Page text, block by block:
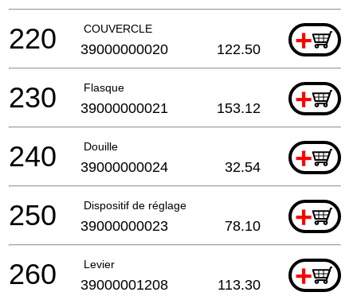
COUVERCLE +
220 39000000020 122.50
Flasque +
230 39000000021 153.12
Douille +
240 39000000024 32.54
Dispositif de réglage +
250 39000000023 78.10
Levier +
260 39000001208 113.30